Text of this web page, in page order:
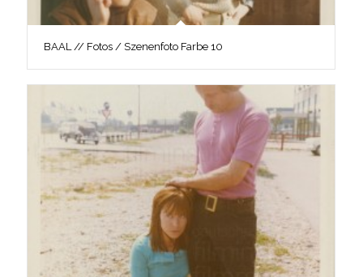
BAAL // Fotos / Szenenfoto Farbe 10